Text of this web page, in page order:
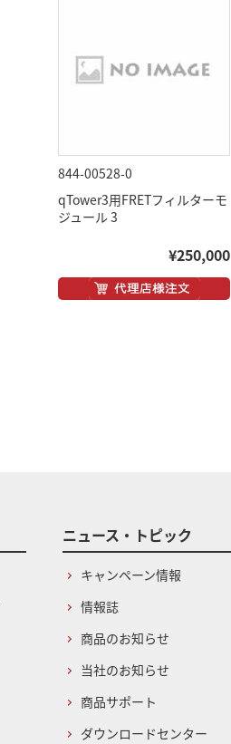
844-00528-0
qTower3用FRETフィルターモ
ジュール 3
¥250,000
ニュース・トピック
キャンペーン情報
情報誌
商品のお知らせ
当社のお知らせ
商品サポート
ダウンロードセンター